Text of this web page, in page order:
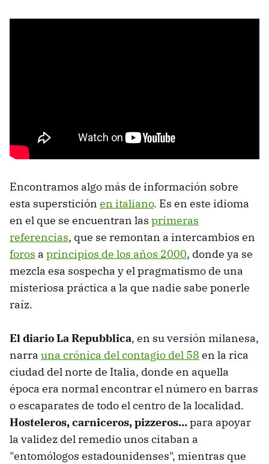
Encontramos algo más de información sobre
esta superstición en italiano. Es en este idioma
en el que se encuentran las primeras
referencias, que se remontan a intercambios en
foros a principios de los años 2000, donde ya se
mezcla esa sospecha y el pragmatismo de una
misteriosa práctica a la que nadie sabe ponerle
raíz.
El diario La Repubblica, en su versión milanesa,
narra una crónica del contagio del 58 en la rica
ciudad del norte de Italia, donde en aquella
época era normal encontrar el número en barras
o escaparates de todo el centro de la localidad.
Hosteleros, carniceros, pizzeros…para apoyar
la validez del remedio unos citaban a
"entomólogos estadounidenses", mientras que